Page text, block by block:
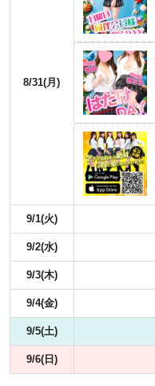
8/31(月)
9/1(火)
9/2(水)
9/3(木)
9/4(金)
9/5(土)
9/6(日)